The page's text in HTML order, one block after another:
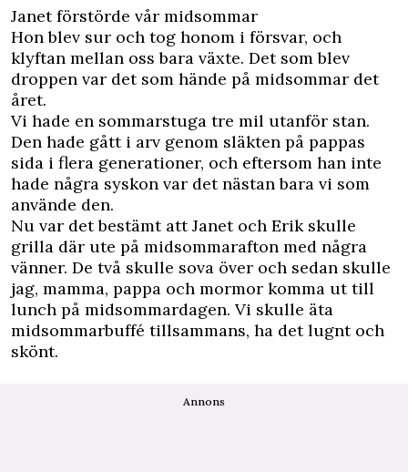
Janet förstörde vår midsommar
Hon blev sur och tog honom i försvar, och
klyftan mellan oss bara växte. Det som blev
droppen var det som hände på midsommar det
året.
Vi hade en sommarstuga tre mil utanför stan.
Den hade gått i arv genom släkten på pappas
sida i flera generationer, och eftersom han inte
hade några syskon var det nästan bara vi som
använde den.
Nu var det bestämt att Janet och Erik skulle
grilla där ute på midsommarafton med några
vänner. De två skulle sova över och sedan skulle
jag, mamma, pappa och mormor komma ut till
lunch på midsommardagen. Vi skulle äta
midsommarbuffé tillsammans, ha det lugnt och
skönt.
Annons